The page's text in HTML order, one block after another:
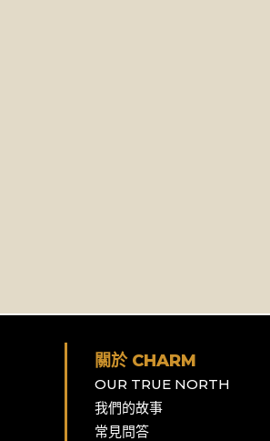
關於 CHARM
OUR TRUE NORTH
我們的故事
常見問答